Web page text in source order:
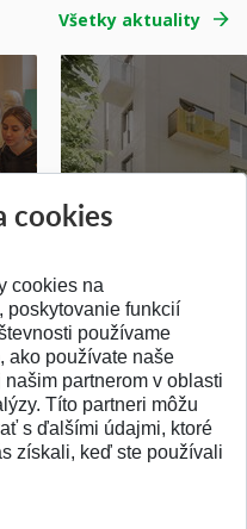
Všetky aktuality
Pridané 03.07.2026
VRCH
cookies
cookies na
poskytovanie funkcií
používame
ako používate naše
partnerom v oblasti
Títo partneri môžu
s ďalšími údajmi, ktoré
získali, keď ste používali